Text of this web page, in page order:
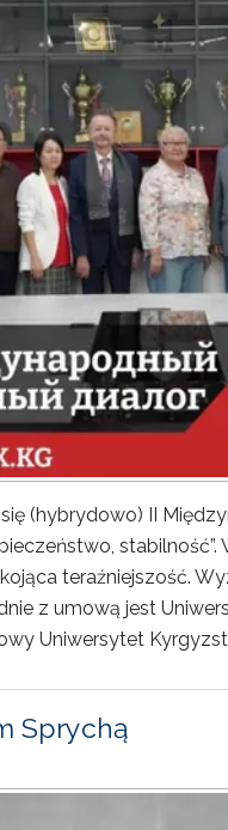
(hybrydowo) II
teraźniejszość.
z umową jest
Uniwersytet
Sprychą